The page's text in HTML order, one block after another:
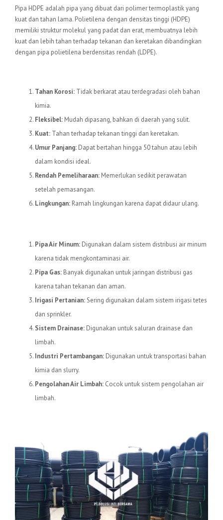
Pipa HDPE adalah pipa yang dibuat dari polimer termoplastik yang
kuat dan tahan lama. Polietilena dengan densitas tinggi (HDPE)
memiliki struktur molekul yang padat dan erat, membuatnya lebih
kuat dan lebih tahan terhadap tekanan dan keretakan dibandingkan
dengan pipa polietilena berdensitas rendah (LDPE).
Tahan Korosi: Tidak berkarat atau terdegradasi oleh bahan
kimia.
Fleksibel: Mudah dipasang, bahkan di daerah yang sulit.
Kuat: Tahan terhadap tekanan tinggi dan keretakan.
Umur Panjang: Dapat bertahan hingga 50 tahun atau lebih
dalam kondisi ideal.
Rendah Pemeliharaan: Memerlukan sedikit perawatan
setelah pemasangan.
Lingkungan: Ramah lingkungan karena dapat didaur ulang.
Pipa Air Minum: Digunakan dalam sistem distribusi air minum
karena tidak mengkontaminasi air.
Pipa Gas: Banyak digunakan untuk jaringan distribusi gas
karena tahan tekanan dan aman.
Irigasi Pertanian:Sering digunakan dalam sistem irigasi tetes
dan sprinkler.
Sistem Drainase: Digunakan untuk saluran drainase dan
limbah.
Industri Pertambangan: Digunakan untuk transportasi bahan
kimia dan slurry.
Pengolahan Air Limbah: Cocok untuk sistem pengolahan air
limbah.